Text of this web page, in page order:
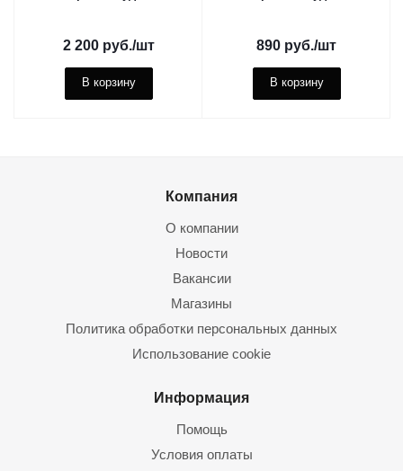
2 200руб./шт
В корзину
890 руб./шт
В корзину
Компания
О компании
Новости
Вакансии
Магазины
Политика обработки персональных данных
Использование cookie
Информация
Помощь
Условия оплаты